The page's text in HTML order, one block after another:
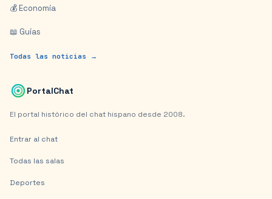
💰 Economía
📖 Guías
Todas las noticias →
PortalChat
El portal histórico del chat hispano desde 2008.
Entrar al chat
Todas las salas
Deportes